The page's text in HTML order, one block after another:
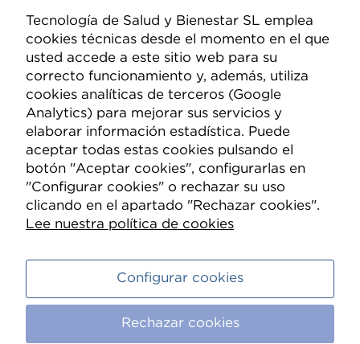
Compañía
Quiénes somos
Nueva Mutua Sanitaria
Contacto
Información
Política de Privacidad
Condiciones de compra
Aviso legal
Tecnología de Salud y Bienestar SL emplea
cookies técnicas desde el momento en el que
usted accede a este sitio web para su
correcto funcionamiento y, además, utiliza
cookies analíticas de terceros (Google
Analytics) para mejorar sus servicios y
elaborar información estadística. Puede
aceptar todas estas cookies pulsando el
botón "Aceptar cookies", configurarlas en
"Configurar cookies" o rechazar su uso
clicando en el apartado "Rechazar cookies".
Lee nuestra política de cookies
Configurar cookies
Rechazar cookies